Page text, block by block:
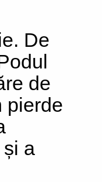
De
de
pierde
a